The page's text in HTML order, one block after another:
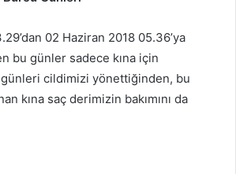
02 Haziran 2018 05.36’ya
bu günler sadece kına için
cildimizi yönettiğinden, bu
kına saç derimizin bakımını da